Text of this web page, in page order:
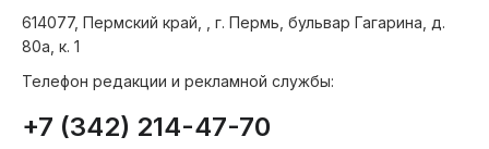
614077, Пермский край, , г. Пермь, бульвар Гагарина, д.
80а, к. 1
Телефон редакции и рекламной службы:
+7 (342) 214-47-70